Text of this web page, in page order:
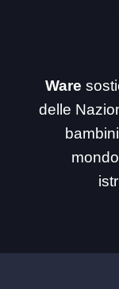
Ware
delle